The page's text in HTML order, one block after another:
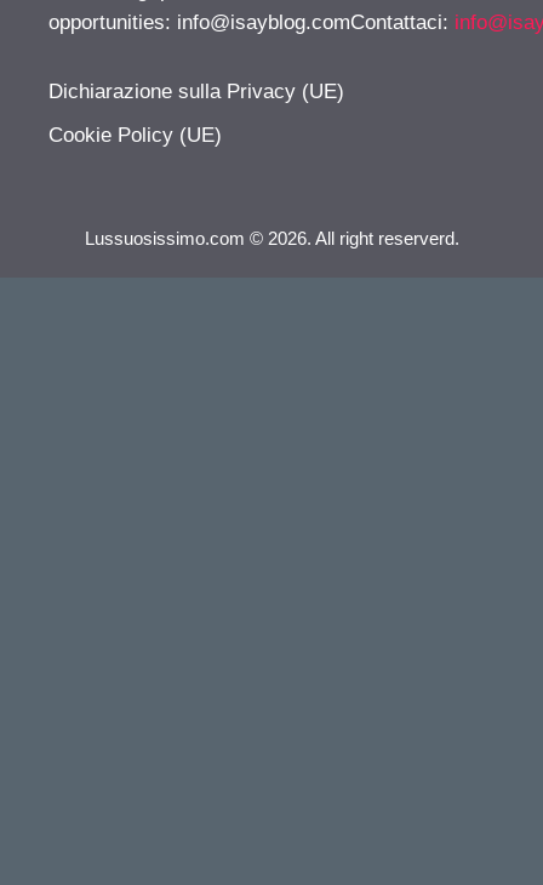
opportunities: info@isayblog.comContattaci:
Dichiarazione sulla Privacy (UE)
Cookie Policy (UE)
Lussuosissimo.com © 2026. All right reserverd.